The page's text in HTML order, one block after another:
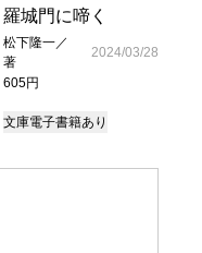
羅城門に啼く
松下隆一／
著
605円
2024/03/28
文庫電子書籍あり